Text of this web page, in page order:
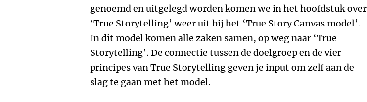
genoemd en uitgelegd worden komen we in het hoofdstuk over
‘True Storytelling’ weer uit bij het ‘True Story Canvas model’.
In dit model komen alle zaken samen, op weg naar ‘True
Storytelling’. De connectie tussen de doelgroep en de vier
principes van True Storytelling geven je input om zelf aan de
slag te gaan met het model.